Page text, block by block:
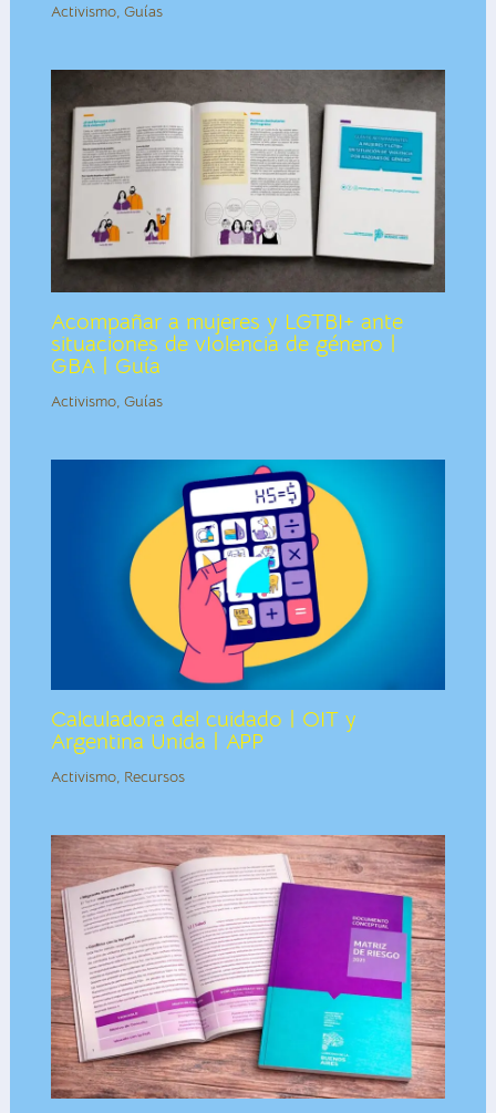
Activismo, Guías
Acompañar a mujeres y LGTBI+ ante
situaciones de vIolencia de género |
GBA | Guía
Activismo, Guías
Calculadora del cuidado | OIT y
Argentina Unida | APP
Activismo, Recursos